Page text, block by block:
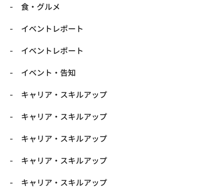
​食・グルメ
イベントレポート
イベントレポート
イベント・告知
キャリア・スキルアップ
キャリア・スキルアップ
キャリア・スキルアップ
キャリア・スキルアップ
キャリア・スキルアップ